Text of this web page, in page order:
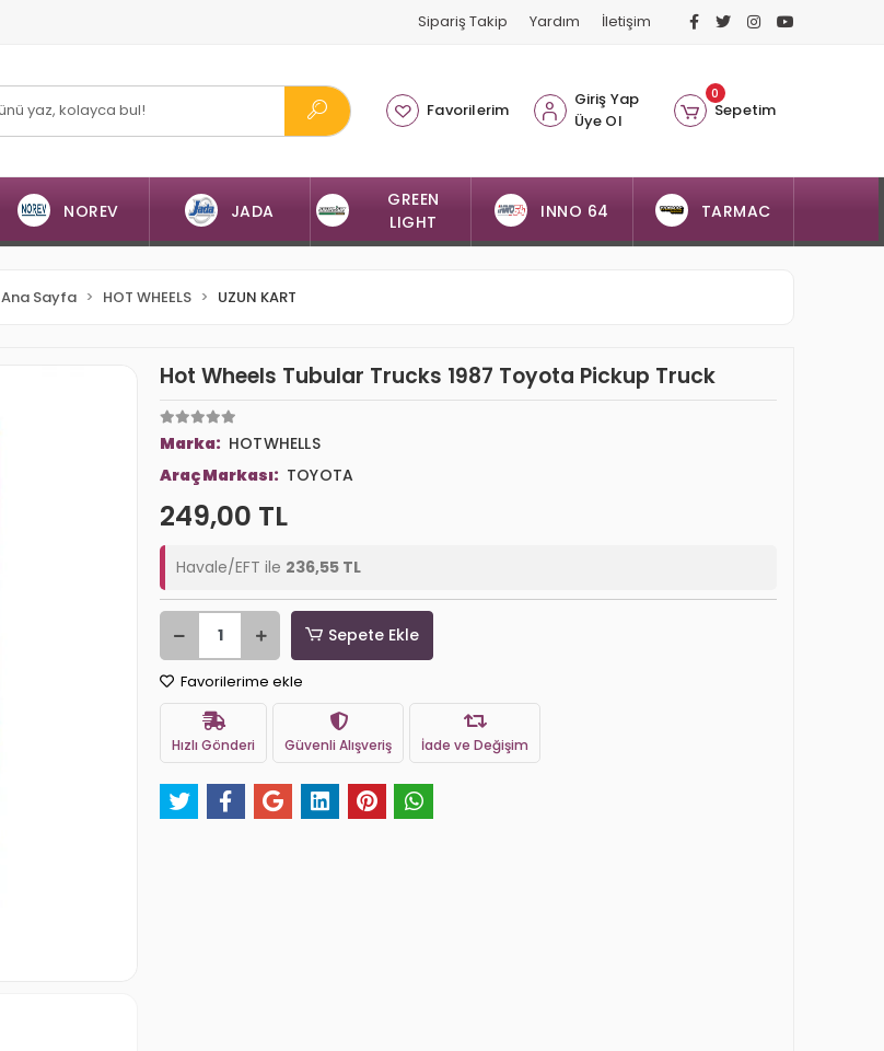
Sipariş Takip Yardım İletişim
Favorilerim
Giriş Yap
Üye Ol
0
Sepetim
NOREV JADA
GREEN
LIGHT
INNO 64 TARMAC
Ana Sayfa HOT WHEELS UZUN KART
Hot Wheels Tubular Trucks 1987 Toyota Pickup Truck
Marka: HOTWHELLS
Araç Markası: TOYOTA
249,00 TL
Havale/EFT ile 236,55 TL
Sepete Ekle
Favorilerime ekle
Hızlı Gönderi Güvenli Alışveriş İade ve Değişim